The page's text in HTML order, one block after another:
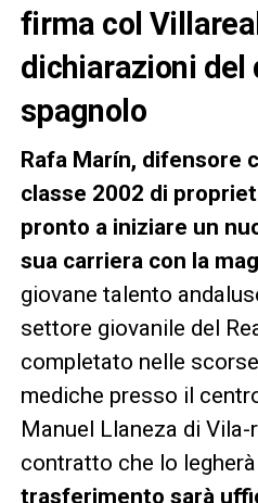
firma col
dichiarazioni del
spagnolo
Rafa Marín, difensore
classe 2002 di
pronto a iniziare un
sua carriera con la
giovane talento
settore giovanile del
completato nelle
mediche presso il
Manuel Llaneza di
contratto che lo
trasferimento sarà